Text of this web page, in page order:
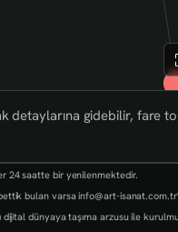
detaylarına gidebilir, fare
24 saatte bir yenilenmektedir.
bulan varsa info@art-
dijital dünyaya taşıma arzusu ile